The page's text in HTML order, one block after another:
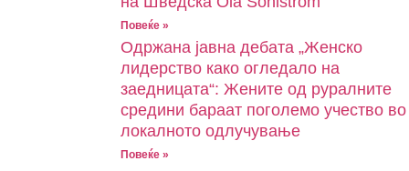
Повеќе »
Одржана јавна дебата „Женско
лидерство како огледало на
заедницата“: Жените од руралните
средини бараат поголемо учество во
локалното одлучување
Повеќе »